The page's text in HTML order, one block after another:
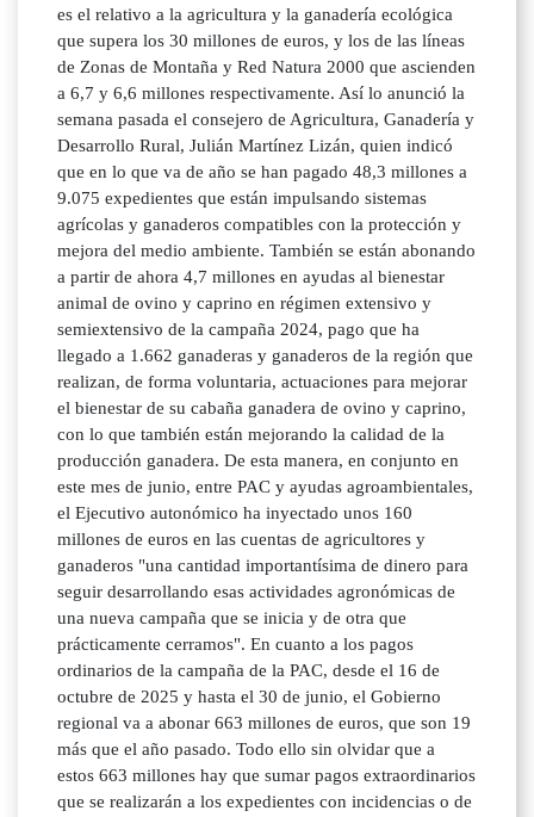
es el relativo a la agricultura y la ganadería ecológica
que supera los 30 millones de euros, y los de las líneas
de Zonas de Montaña y Red Natura 2000 que ascienden
a 6,7 y 6,6 millones respectivamente. Así lo anunció la
semana pasada el consejero de Agricultura, Ganadería y
Desarrollo Rural, Julián Martínez Lizán, quien indicó
que en lo que va de año se han pagado 48,3 millones a
9.075 expedientes que están impulsando sistemas
agrícolas y ganaderos compatibles con la protección y
mejora del medio ambiente. También se están abonando
a partir de ahora 4,7 millones en ayudas al bienestar
animal de ovino y caprino en régimen extensivo y
semiextensivo de la campaña 2024, pago que ha
llegado a 1.662 ganaderas y ganaderos de la región que
realizan, de forma voluntaria, actuaciones para mejorar
el bienestar de su cabaña ganadera de ovino y caprino,
con lo que también están mejorando la calidad de la
producción ganadera. De esta manera, en conjunto en
este mes de junio, entre PAC y ayudas agroambientales,
el Ejecutivo autonómico ha inyectado unos 160
millones de euros en las cuentas de agricultores y
ganaderos "una cantidad importantísima de dinero para
seguir desarrollando esas actividades agronómicas de
una nueva campaña que se inicia y de otra que
prácticamente cerramos". En cuanto a los pagos
ordinarios de la campaña de la PAC, desde el 16 de
octubre de 2025 y hasta el 30 de junio, el Gobierno
regional va a abonar 663 millones de euros, que son 19
más que el año pasado. Todo ello sin olvidar que a
estos 663 millones hay que sumar pagos extraordinarios
que se realizarán a los expedientes con incidencias o de